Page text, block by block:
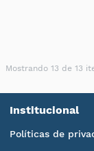
Mostrando 13 de 13
Institucional
Políticas de